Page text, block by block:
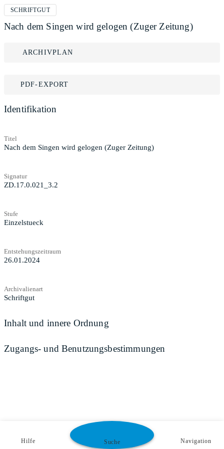
SCHRIFTGUT
Nach dem Singen wird gelogen (Zuger Zeitung)
ARCHIVPLAN
PDF-EXPORT
Identifikation
Titel
Nach dem Singen wird gelogen (Zuger Zeitung)
Signatur
ZD.17.0.021_3.2
Stufe
Einzelstueck
Entstehungszeitraum
26.01.2024
Archivalienart
Schriftgut
Inhalt und innere Ordnung
Zugangs- und Benutzungsbestimmungen
Hilfe Suche Navigation